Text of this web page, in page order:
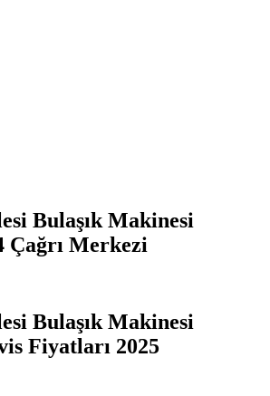
Bulaşık Makinesi
Çağrı Merkezi
Bulaşık Makinesi
Fiyatları 2025